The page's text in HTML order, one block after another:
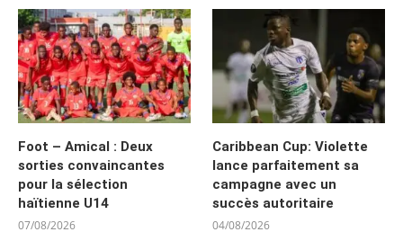
Foot – Amical : Deux
sorties convaincantes
pour la sélection
haïtienne U14
07/08/2026
Caribbean Cup: Violette
lance parfaitement sa
campagne avec un
succès autoritaire
04/08/2026